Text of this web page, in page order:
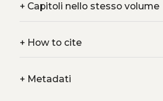
+Capitoli nello stesso volume
+How to cite
+Metadati